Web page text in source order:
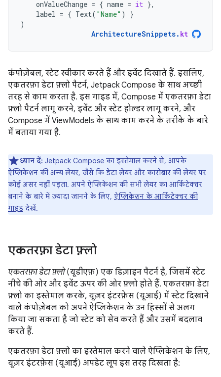
onValueChange = { name = it },
label = { Text( "Name" )
}
)
ArchitectureSnippets. kt
कंपोज़ेबल, स्टेट स्वीकार करते हैं और इवेंट दिखाते हैं. इसलिए,
एकतरफ़ा डेटा फ़्लो पैटर्न, Jetpack Compose के साथ अच्छी
तरह से काम करता है. इस गाइड में, Compose में एकतरफ़ा डेटा
फ़्लो पैटर्न लागू करने, इवेंट और स्टेट होल्डर लागू करने, और
Compose में ViewModels के साथ काम करने के तरीके के बारे
में बताया गया है.
ध्यान दें: Jetpack Compose का इस्तेमाल करने से, आपके
ऐप्लिकेशन की अन्य लेयर, जैसे कि डेटा लेयर और कारोबार की लेयर पर
कोई असर नहीं पड़ता. अपने ऐप्लिकेशन की सभी लेयर का आर्किटेक्चर
बनाने के बारे में ज़्यादा जानने के लिए, ऐप्लिकेशन के आर्किटेक्चर की
गाइड देखें.
एकतरफ़ा डेटा फ़्लो
एकतरफ़ा डेटा फ़्लो(यूडीएफ़) एक डिज़ाइन पैटर्न है, जिसमें स्टेट
नीचे की ओर और इवेंट ऊपर की ओर फ़्लो होते हैं. एकतरफ़ा डेटा
फ़्लो का इस्तेमाल करके, यूज़र इंटरफ़ेस (यूआई) में स्टेट दिखाने
वाले कंपोज़ेबल को अपने ऐप्लिकेशन के उन हिस्सों से अलग
किया जा सकता है जो स्टेट को सेव करते हैं और उसमें बदलाव
करते हैं.
एकतरफ़ा डेटा फ़्लो का इस्तेमाल करने वाले ऐप्लिकेशन के लिए,
यूज़र इंटरफ़ेस (यूआई) अपडेट लूप इस तरह दिखता है: